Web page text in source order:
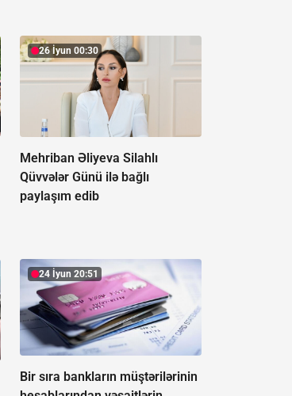
26 İyun 00:30
Mehriban Əliyeva Silahlı
Qüvvələr Günü ilə bağlı
paylaşım edib
24 İyun 20:51
Bir sıra bankların müştərilərinin